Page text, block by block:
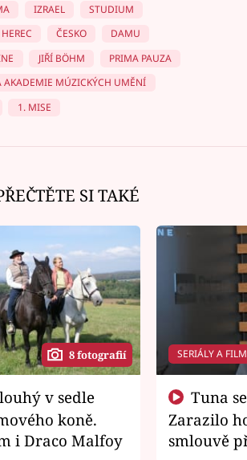
IZRAEL
STUDIUM
HEREC ČESKO
DAMU
JIŘÍ BÖHM
PRIMA PAUZA
AKADEMIE MÚZICKÝCH UMĚNÍ
1. MISE
SI TAKÉ
8 fotografií
koně.
i Draco Malfoy
SERIÁLY A
Zarazilo
smlouvě